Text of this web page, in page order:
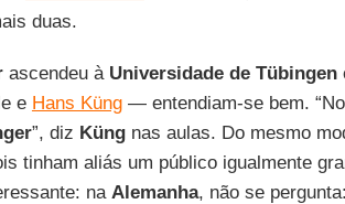
duas.
ascendeu à Universidade de Tübingen
e Hans Küng— entendiam-se bem.
”, diz Küngnas aulas. Do mesmo
tinham aliás um público igualmente
na Alemanha, não se